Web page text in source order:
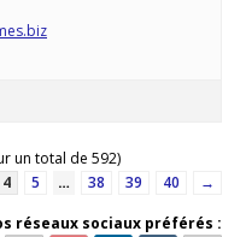
un total de 592)
4 5 … 38 39 40
→
réseaux sociaux préférés :